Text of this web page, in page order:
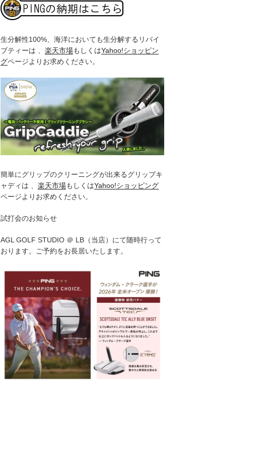
生分解性100%、海洋においても生分解するリバイ
ブティーは 、 楽天市場もしくはYahoo!ショッピン
グページよりお求めください。
簡単にグリップのクリーニングが出来るグリップキ
ャディは 、 楽天市場もしくはYahoo!ショッピング
ページよりお求めください。
試打会のお知らせ
AGL GOLF STUDIO ＠ LB（当店）にて随時行って
おります。ご予約をお長居いたします。